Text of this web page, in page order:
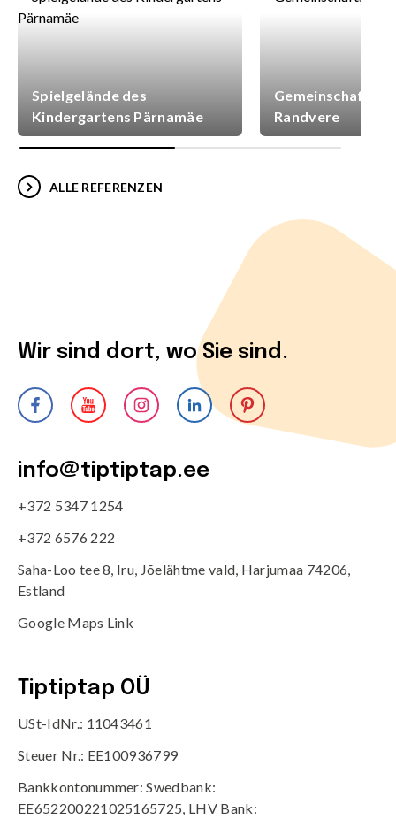
Spielgelände des
Kindergartens Pärnamäe
Randvere
ALLE REFERENZEN
Wir sind dort, wo Sie sind.
info@tiptiptap.ee
+372 5347 1254
+372 6576 222
Saha-Loo tee 8, Iru, Jõelähtme vald, Harjumaa 74206,
Estland
Google Maps Link
Tiptiptap OÜ
USt-IdNr.: 11043461
Steuer Nr.: EE100936799
Bankkontonummer: Swedbank:
EE652200221025165725, LHV Bank: